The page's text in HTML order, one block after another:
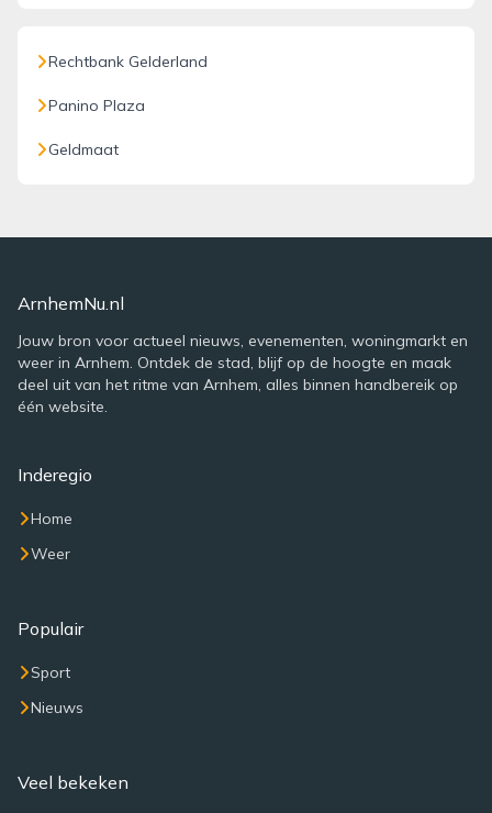
Rechtbank Gelderland
Panino Plaza
Geldmaat
ArnhemNu.nl
Jouw bron voor actueel nieuws, evenementen, woningmarkt en
weer in Arnhem. Ontdek de stad, blijf op de hoogte en maak
deel uit van het ritme van Arnhem, alles binnen handbereik op
één website.
Inderegio
Home
Weer
Populair
Sport
Nieuws
Veel bekeken